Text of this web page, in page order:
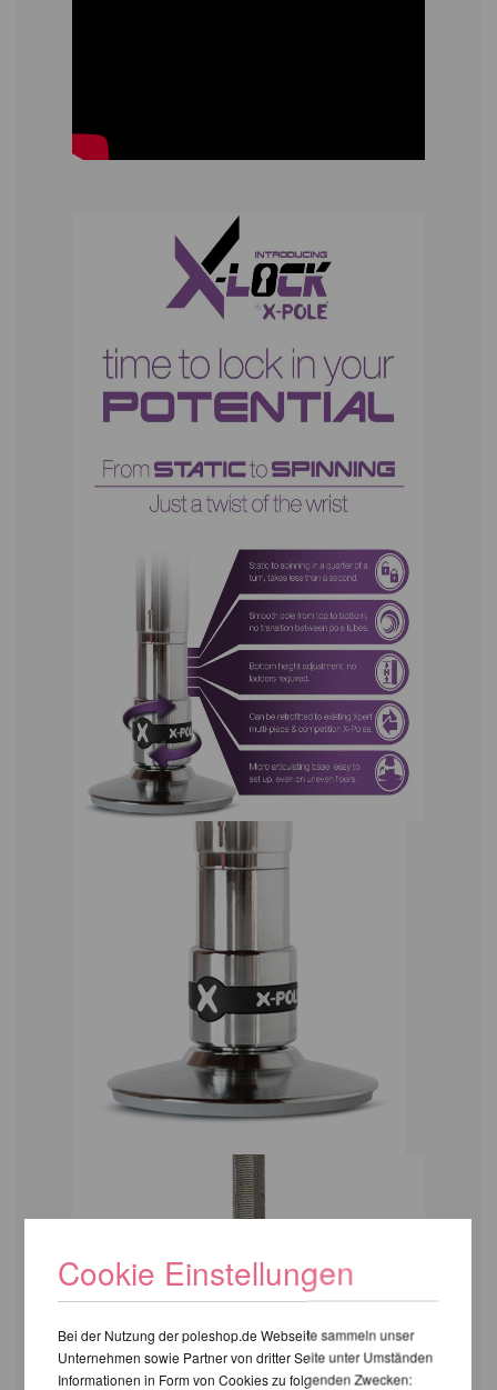
Cookie Einstellungen
Bei der Nutzung der poleshop.de Webseite sammeln unser
Unternehmen sowie Partner von dritter Seite unter Umständen
Informationen in Form von Cookies zu folgenden Zwecken: